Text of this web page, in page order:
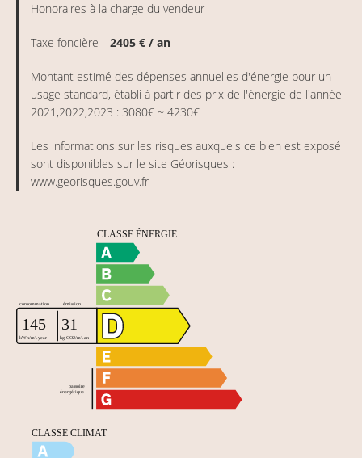
Honoraires à la charge du vendeur
Taxe foncière 2405 € / an
Montant estimé des dépenses annuelles d'énergie pour un
usage standard, établi à partir des prix de l'énergie de l'année
2021,2022,2023 : 3080€ ~ 4230€
Les informations sur les risques auxquels ce bien est exposé
sont disponibles sur le site Géorisques :
www.georisques.gouv.fr